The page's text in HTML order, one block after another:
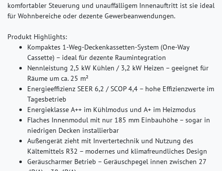
komfortabler Steuerung und unauffälligem Innenauftritt ist sie ideal
für Wohnbereiche oder dezente Gewerbeanwendungen.
Produkt Highlights:
Kompaktes 1-Weg-Deckenkassetten-System (One-Way
Cassette) – ideal für dezente Raumintegration
Nennleistung 2,5 kW Kühlen / 3,2 kW Heizen – geeignet für
Räume um ca. 25 m²
Energieeffizienz SEER 6,2 / SCOP 4,4 – hohe Effizienzwerte im
Tagesbetrieb
Energieklasse A++ im Kühlmodus und A+ im Heizmodus
Flaches Innenmodul mit nur 185 mm Einbauhöhe – sogar in
niedrigen Decken installierbar
Außengerät zieht mit Invertertechnik und Nutzung des
Kältemittels R32 – modernes und klimafreundliches Design
Geräuscharmer Betrieb – Geräuschpegel innen zwischen 27